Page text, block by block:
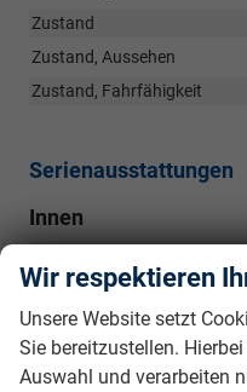
Zustand
Zustand, Aussehen
Zustand, Fahrfähigkeit
Serienausstattungen
Innen
Mittelarmlehne hinten inkl.
(1/3:2/3) und Durchreiche
Ladeboden variabel (nicht
Einstiegsleisten mit
Wir respektieren
Unsere Website setzt
Sie bereitzustellen.
Auswahl und verarbeiten